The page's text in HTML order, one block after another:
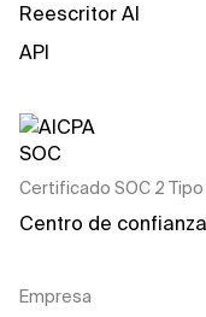
Reescritor AI
API
Certificado SOC 2 Tipo II
Centro de confianza
Empresa